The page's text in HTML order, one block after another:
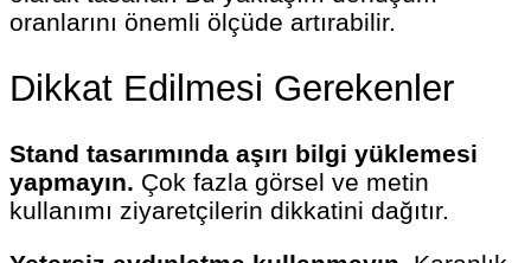
oranlarını önemli ölçüde artırabilir.
Dikkat Edilmesi Gerekenler
Stand tasarımında aşırı bilgi yüklemesi
yapmayın. Çok fazla görsel ve metin
kullanımı ziyaretçilerin dikkatini dağıtır.